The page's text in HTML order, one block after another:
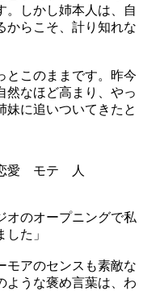
。しかし姉本人は、自
からこそ、計り知れな
とこのままです。昨今
然なほど高まり、やっ
妹に追いついてきたと
オのオープニングで私
た」
モアのセンスも素敵な
ような褒め言葉は、わ